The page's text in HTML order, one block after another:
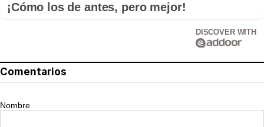
¡Cómo los de antes, pero mejor!
DISCOVER WITH
Comentarios
Nombre